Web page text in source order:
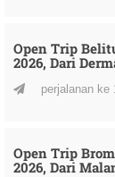
Open Trip
2026, Dari
perjalanan ke
Open Trip
2026, Dari